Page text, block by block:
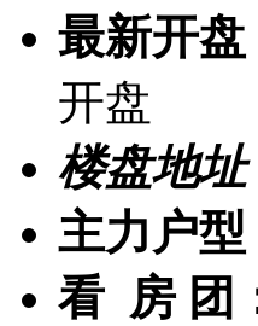
最新开盘
开盘
楼盘地址
主力户型
看 房 团